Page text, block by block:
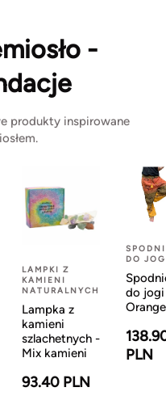
-
produkty inspirowane
LAMPKI Z
KAMIENI
NATURALNYCH
Lampka z
kamieni
szlachetnych -
Mix kamieni
93.40 PLN
DO
do
Orange
PLN